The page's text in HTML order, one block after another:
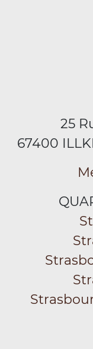
25
67400